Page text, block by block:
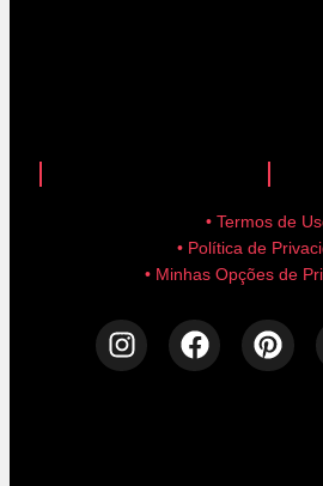
• Termos de
• Política de
• Minhas Opções de